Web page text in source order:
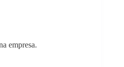
empresa.